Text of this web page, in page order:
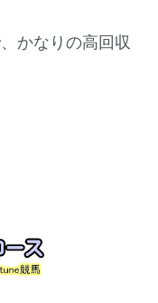
かなりの高回収